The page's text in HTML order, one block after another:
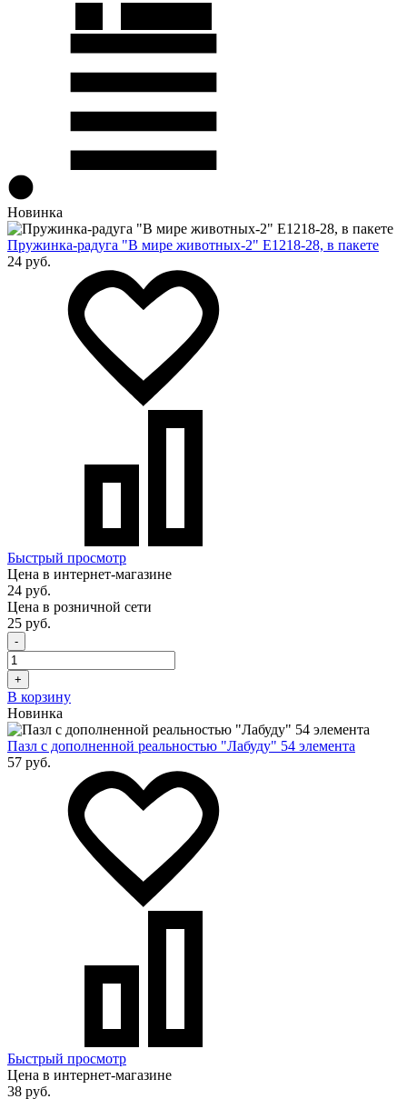
Новинка
Пружинка-радуга "В мире животных-2" E1218-28, в пакете
24 руб.
Быстрый просмотр
Цена в интернет-магазине
24 руб.
Цена в розничной сети
25 руб.
-
+
В корзину
Новинка
Пазл с дополненной реальностью "Лабуду" 54 элемента
57 руб.
Быстрый просмотр
Цена в интернет-магазине
38 руб.